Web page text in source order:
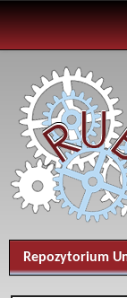
navigation
Repozytorium